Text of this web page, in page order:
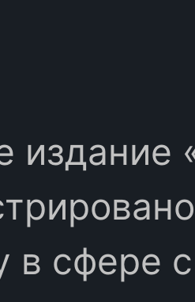
издание
в сфере